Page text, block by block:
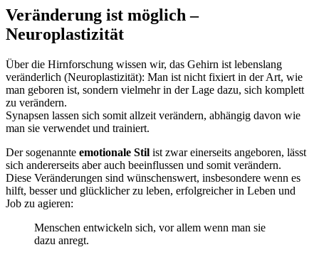
Veränderung ist möglich –
Neuroplastizität
Über die Hirnforschung wissen wir, das Gehirn ist lebenslang
veränderlich (Neuroplastizität): Man ist nicht fixiert in der Art, wie
man geboren ist, sondern vielmehr in der Lage dazu, sich komplett
zu verändern.
Synapsen lassen sich somit allzeit verändern, abhängig davon wie
man sie verwendet und trainiert.
Der sogenannte emotionale Stil ist zwar einerseits angeboren, lässt
sich andererseits aber auch beeinflussen und somit verändern.
Diese Veränderungen sind wünschenswert, insbesondere wenn es
hilft, besser und glücklicher zu leben, erfolgreicher in Leben und
Job zu agieren:
Menschen entwickeln sich, vor allem wenn man sie
dazu anregt.